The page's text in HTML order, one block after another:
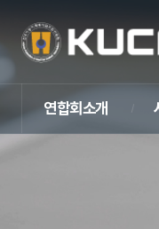
연합회소개